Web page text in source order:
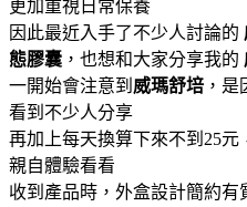
更加重視日常保養
因此最近入手了不少人討論的
態膠囊 ，也想和大家分享我的
一開始會注意到 威瑪舒培 ，
看到不少人分享
再加上每天換算下來不到25
親自體驗看看
收到產品時，外盒設計簡約